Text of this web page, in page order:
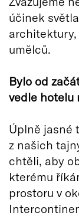
účinek
umělců.
Bylo od
vedle hotelu
Úplně jasné
z našich
chtěli, aby
kterému
prostoru v